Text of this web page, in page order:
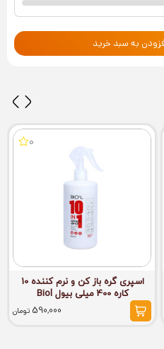
به سبد خرید
0
اسپری گره باز کن و نرم کننده 10
کاره 400 میلی بیول Biol
590,000 تومان